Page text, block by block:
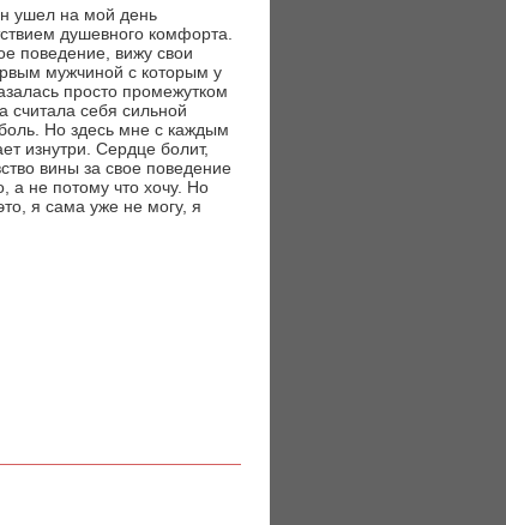
ушел на мой день
душевного комфорта.
поведение, вижу свои
мужчиной с которым у
просто промежутком
считала себя сильной
Но здесь мне с каждым
изнутри. Сердце болит,
вины за свое поведение
а не потому что хочу. Но
я сама уже не могу, я